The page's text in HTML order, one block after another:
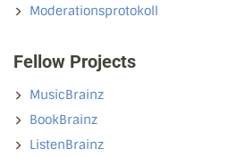
Moderationsprotokoll
Fellow Projects
MusicBrainz
BookBrainz
ListenBrainz